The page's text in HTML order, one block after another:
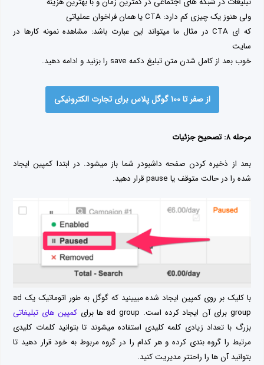
ولی هنوز یک چیزی کم دارد: CTA یا همان فراخوان عملیاتی
که ای CTA در مثال ما میتواند این عبارت باشد: مشاهده نمونه کارها در
سایت
خوب بعد از کامل شدن متن تبلیغ دکمه save را بزنید و ادامه دهید.
از صفر تا ۱۰۰ گوگل پلاس برای تجارت الکترونیکی
مرحله ۸: تصحیح جزئیات
بعد از ذخیره کردن صفحه داشبودر شما باز میشود. در ابتدا کمپین ایجاد
شده را در حالت متوقف یا pause قرار دهید.
با کلیک بر روی کمپین ایجاد شده میبینید که گوگل به طور اتوماتیک یک ad
group برای آن ایجاد کرده است. ad group ها برای
کمپین های تبلیغاتی
بزرگ با تعداد زیادی کلمه کلیدی استفاده میشوند تا بتوانید کلمات کلیدی
مرتبط را گروه بندی کرده و هر کدام را در گروه مربوط به خود قرار دهید تا
بتوانید آن ها را راحتتر مدیریت کنید.